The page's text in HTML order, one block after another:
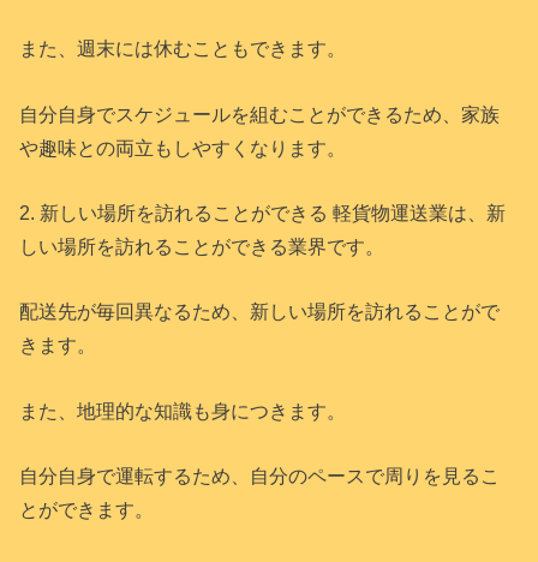
また、週末には休むこともできます。
自分自身でスケジュールを組むことができるため、家族
や趣味との両立もしやすくなります。
2. 新しい場所を訪れることができる 軽貨物運送業は、新
しい場所を訪れることができる業界です。
配送先が毎回異なるため、新しい場所を訪れることがで
きます。
また、地理的な知識も身につきます。
自分自身で運転するため、自分のペースで周りを見るこ
とができます。